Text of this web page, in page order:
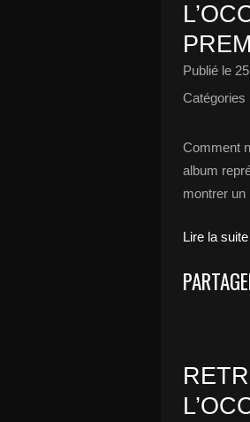
Publié le
Catégories
Comment
album
montrer un
Lire la suite